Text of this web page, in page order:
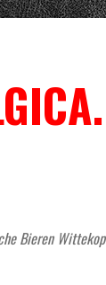
Bieren